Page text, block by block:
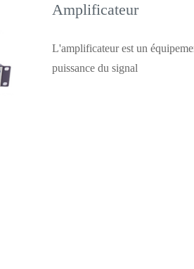
Amplificateur
L'amplificateur est un
puissance du signal